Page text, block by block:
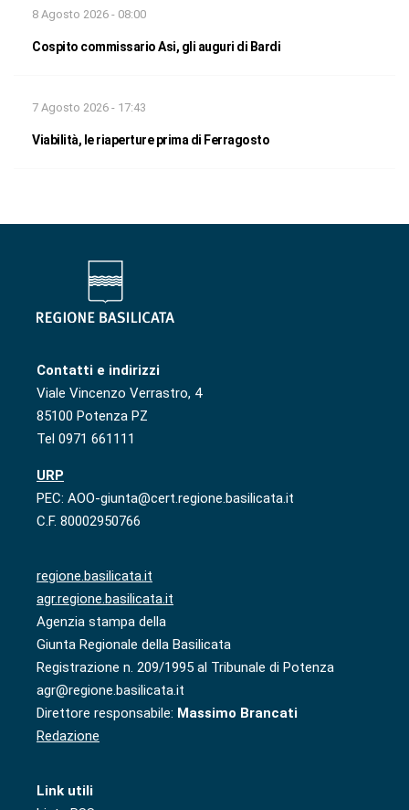
8 Agosto 2026 - 08:00
Cospito commissario Asi, gli auguri di Bardi
7 Agosto 2026 - 17:43
Viabilità, le riaperture prima di Ferragosto
Contatti e indirizzi
Viale Vincenzo Verrastro, 4
85100 Potenza PZ
Tel 0971 661111
URP
PEC: AOO-giunta@cert.regione.basilicata.it
C.F. 80002950766
regione.basilicata.it
agr.regione.basilicata.it
Agenzia stampa della
Giunta Regionale della Basilicata
Registrazione n. 209/1995 al Tribunale di Potenza
agr@regione.basilicata.it
Direttore responsabile: Massimo Brancati
Redazione
Link utili